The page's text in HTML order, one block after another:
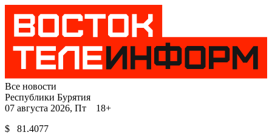
Все новости
Республики Бурятия
07 августа 2026, Пт 18+
$ 81.4077